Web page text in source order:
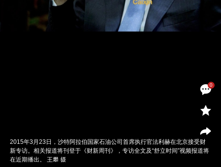
0
2015年3月23日，沙特阿拉伯国家石油公司首席执行官法利赫在北京接受财
新专访。相关报道将刊登于《财新周刊》，专访全文及“舒立时间”视频报道将
在近期播出。 王攀 摄